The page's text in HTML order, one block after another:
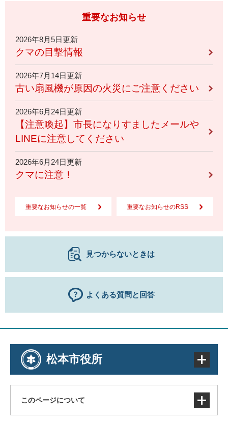
重要なお知らせ
2026年8月5日更新
クマの目撃情報
2026年7月14日更新
古い扇風機が原因の火災にご注意ください
2026年6月24日更新
【注意喚起】市長になりすましたメールや
LINEに注意してください
2026年6月24日更新
クマに注意！
重要なお知らせの一覧 重要なお知らせのRSS
見つからないときは
よくある質問と回答
松本市役所
このページについて